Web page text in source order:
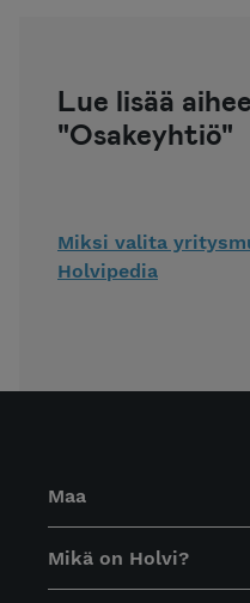
Lue lisää
"Osakeyhtiö"
Miksi valita
Holvipedia
Maa
Mikä on Holvi?